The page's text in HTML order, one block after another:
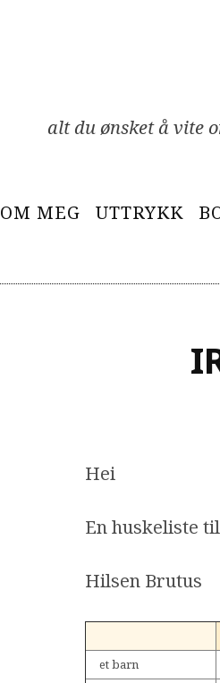
alt du ønsket å vite
OM MEG UTTRYKK
Hei
En huskeliste
Hilsen Brutus
et barn